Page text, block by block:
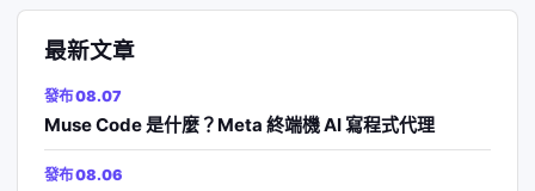
最新文章
發布 08.07
Muse Code 是什麼？Meta 終端機 AI 寫程式代理
發布 08.06